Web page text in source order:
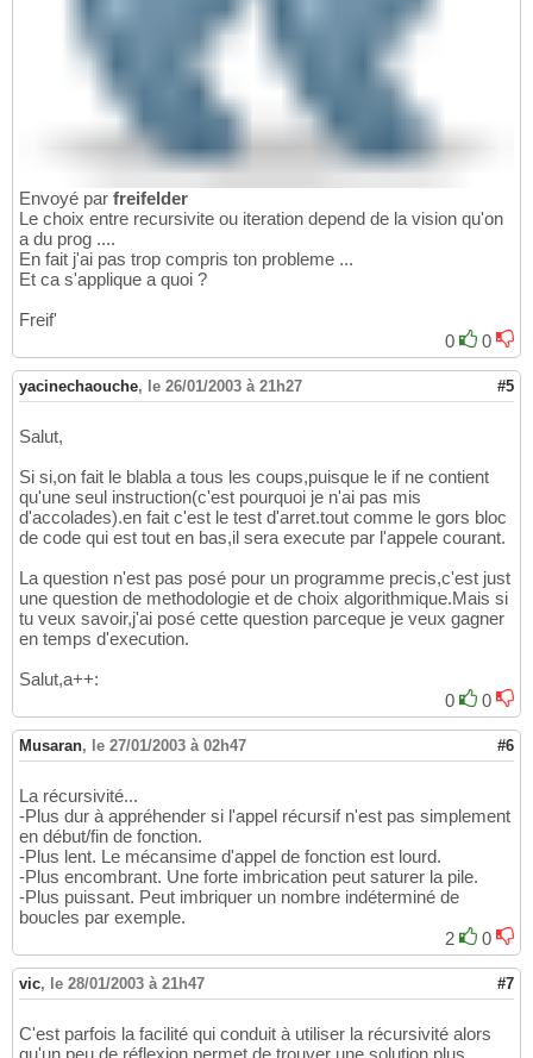
Envoyé par freifelder
Le choix entre recursivite ou iteration depend de la vision qu'on
a du prog ....
En fait j'ai pas trop compris ton probleme ...
Et ca s'applique a quoi ?
Freif'
0
0
yacinechaouche, le 26/01/2003 à 21h27 #5
Salut,
Si si,on fait le blabla a tous les coups,puisque le if ne contient
qu'une seul instruction(c'est pourquoi je n'ai pas mis
d'accolades).en fait c'est le test d'arret.tout comme le gors bloc
de code qui est tout en bas,il sera execute par l'appele courant.
La question n'est pas posé pour un programme precis,c'est just
une question de methodologie et de choix algorithmique.Mais si
tu veux savoir,j'ai posé cette question parceque je veux gagner
en temps d'execution.
Salut,a++:
0
0
Musaran, le 27/01/2003 à 02h47 #6
La récursivité...
-Plus dur à appréhender si l'appel récursif n'est pas simplement
en début/fin de fonction.
-Plus lent. Le mécansime d'appel de fonction est lourd.
-Plus encombrant. Une forte imbrication peut saturer la pile.
-Plus puissant. Peut imbriquer un nombre indéterminé de
boucles par exemple.
2
0
vic, le 28/01/2003 à 21h47 #7
C'est parfois la facilité qui conduit à utiliser la récursivité alors
qu'un peu de réflexion permet de trouver une solution plus